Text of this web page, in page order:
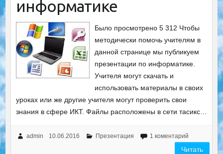
информатике
Было просмотрено 5 312 Чтобы
методически помочь учителям в
данной странице мы публикуем
презентации по информатике.
Учителя могут скачать и
использовать материалы в своих
уроках или же другие учителя могут проверить свои
знания в сфере ИКТ. Файлы расположены в сети тасикс…
admin 10.06.2016 Презентация 1 коментарий
Читать